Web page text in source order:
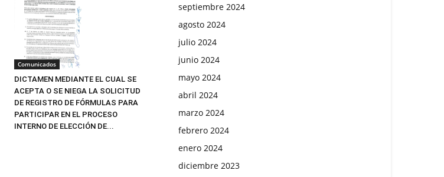
Comunicados
DICTAMEN MEDIANTE EL CUAL SE
ACEPTA O SE NIEGA LA SOLICITUD
DE REGISTRO DE FÓRMULAS PARA
PARTICIPAR EN EL PROCESO
INTERNO DE ELECCIÓN DE...
septiembre 2024
agosto 2024
julio 2024
junio 2024
mayo 2024
abril 2024
marzo 2024
febrero 2024
enero 2024
diciembre 2023